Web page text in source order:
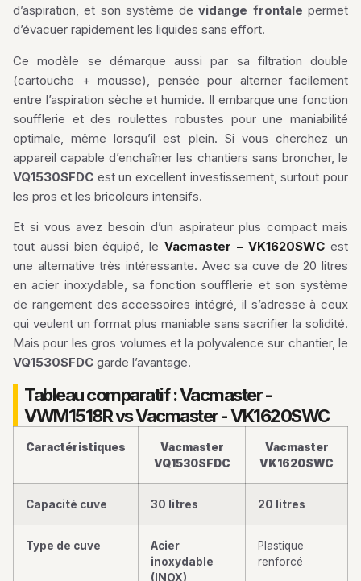
d’aspiration, et son système devidange frontale permet
d’évacuer rapidement les liquides sans effort.
Ce modèle se démarque aussi par sa filtration double
(cartouche + mousse), pensée pour alterner facilement
entre l’aspiration sèche et humide. Il embarque une fonction
soufflerie et des roulettes robustes pour une maniabilité
optimale, même lorsqu’il est plein. Si vous cherchez un
appareil capable d’enchaîner les chantiers sans broncher, le
VQ1530SFDC est un excellent investissement, surtout pour
les pros et les bricoleurs intensifs.
Et si vous avez besoin d’un aspirateur plus compact mais
tout aussi bien équipé, le Vacmaster – VK1620SWC est
une alternative très intéressante. Avec sa cuve de 20 litres
en acier inoxydable, sa fonction soufflerie et son système
de rangement des accessoires intégré, il s’adresse à ceux
qui veulent un format plus maniable sans sacrifier la solidité.
Mais pour les gros volumes et la polyvalence sur chantier, le
VQ1530SFDC garde l’avantage.
Tableau comparatif : Vacmaster -
VWM1518R vs Vacmaster - VK1620SWC
Caractéristiques
Vacmaster
VQ1530SFDC
Vacmaster
VK1620SWC
Capacité cuve 30 litres 20 litres
Type de cuve
Acier
inoxydable
(INOX)
Plastique
renforcé